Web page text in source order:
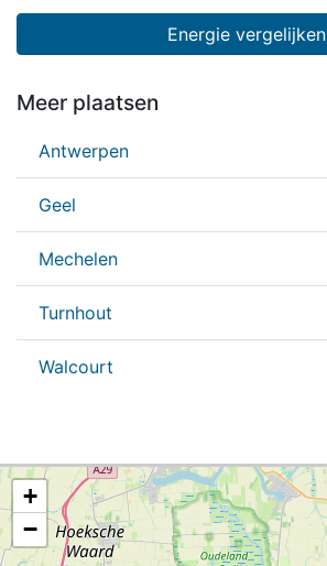
Energie vergelijken
Meer plaatsen
Antwerpen
Geel
Mechelen
Turnhout
Walcourt
+
−